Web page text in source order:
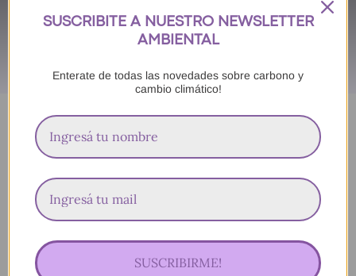
2025
Descuento válido
hasta el 28/03/2025
SUSCRIBITE A NUESTRO NEWSLETTER
AMBIENTAL
Enterate de todas las novedades sobre carbono y
cambio climático!
SUSCRIBIRME!